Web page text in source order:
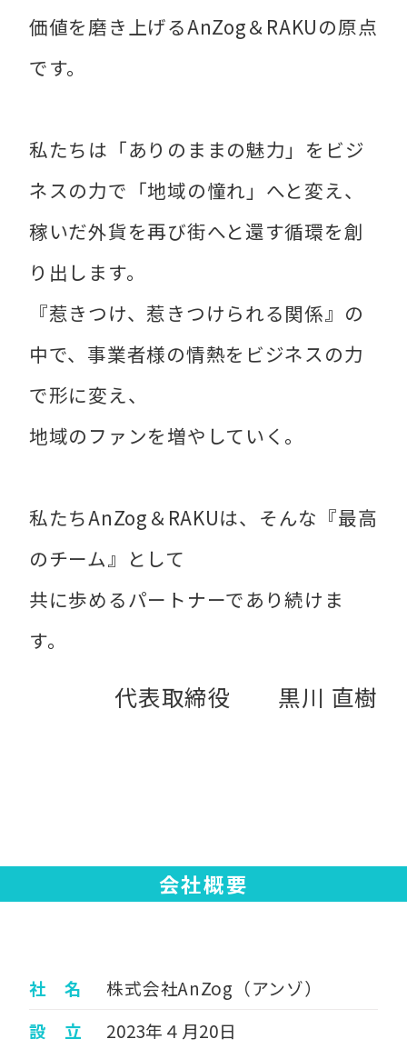
価値を磨き上げるAnZog＆RAKUの原点
です。
私たちは「ありのままの魅力」をビジ
ネスの力で「地域の憧れ」へと変え、
稼いだ外貨を再び街へと還す循環を創
り出します。
『惹きつけ、惹きつけられる関係』の
中で、事業者様の情熱をビジネスの力
で形に変え、
地域のファンを増やしていく。
私たちAnZog＆RAKUは、そんな『最高
のチーム』として
共に歩めるパートナーであり続けま
す。
代表取締役 黒川 直樹
会社概要
社 名
株式会社AnZog（アンゾ）
設 立
2023年４月20日